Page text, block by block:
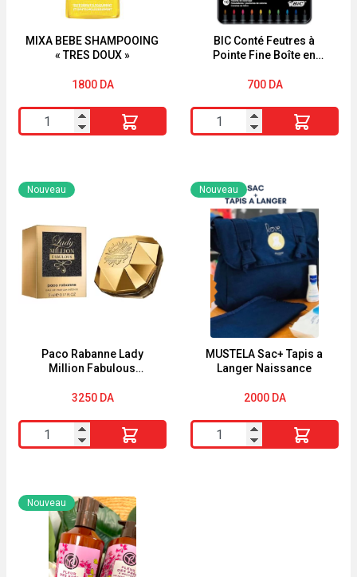
MIXA BEBE SHAMPOOING
« TRES DOUX »
1800 DA
quantité
de
BEBE
SHAMPOOING
"TRES
DOUX"
BIC Conté Feutres à
Pointe Fine Boîte en
700 DA
quantité
de
Conté
Feutres
Pointe
Fine
Boîte
Métal
Paco Rabanne Lady
Million Fabulous
Nouveau
3250 DA
quantité
de
Rabanne
Lady
Million
Fabulous
MUSTELA Sac+ Tapis a
Langer Naissance
Nouveau
2000 DA
quantité
de
Nouveau